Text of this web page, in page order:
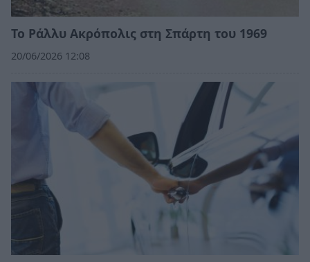
Το Ράλλυ Ακρόπολις στη Σπάρτη του 1969
20/06/2026 12:08